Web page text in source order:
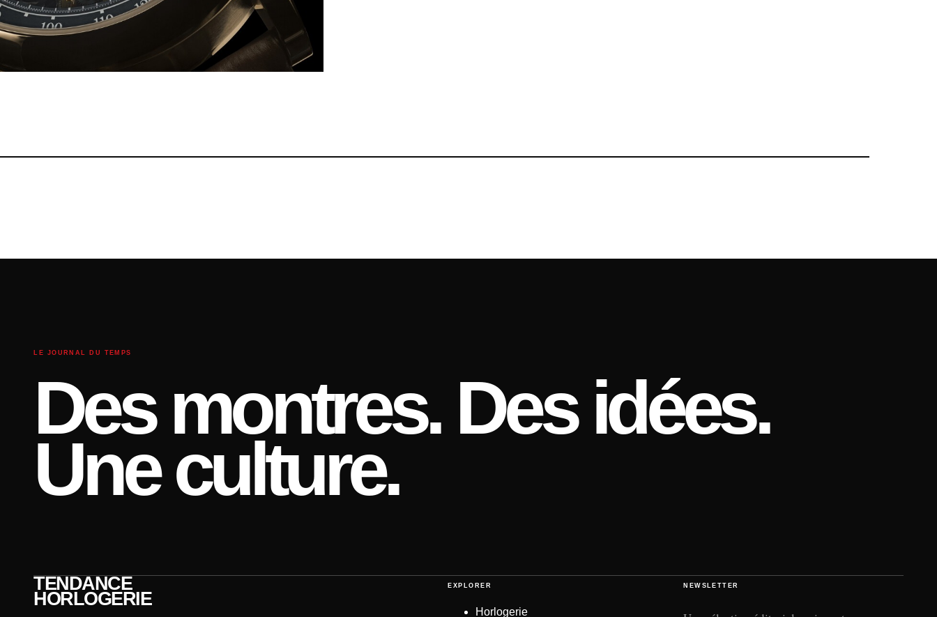
LE JOURNAL DU TEMPS
Des montres. Des idées.
Une culture.
TENDANCE
HORLOGERIE
EXPLORER
Horlogerie
NEWSLETTER